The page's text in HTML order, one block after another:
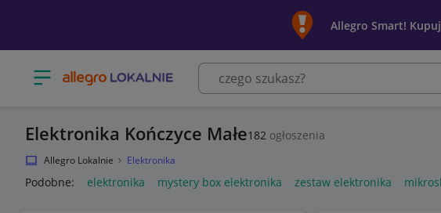
Allegro Smart!
Otwórz menu z kategoriami
Elektronika Kończyce Małe182 ogłoszenia
Allegro Lokalnie Elektronika
Podobne: elektronika mystery box elektronika zestaw elektronika